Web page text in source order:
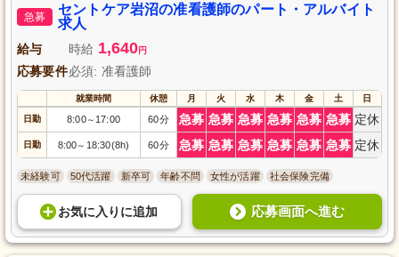
急募
セントケア岩沼の准看護師のパート・アルバイト
求人
給与 時給 1,640円
応募要件必須: 准看護師
就業時間 休憩 月 火 水 木 金 土 日
日勤 8:00～ 17:00 60分 急募 急募 急募 急募 急募 急募 定休
日勤 8:00～ 18:30(8h) 60分 急募 急募 急募 急募 急募 急募 定休
未経験可 50代活躍 新卒可 年齢不問 女性が活躍 社会保険完備
お気に入り に追加 応募画面へ進む